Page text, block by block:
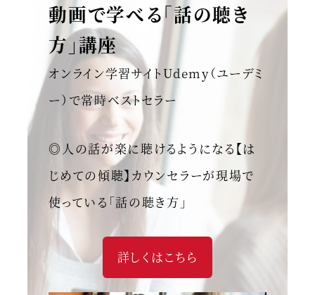
動画で学べる「話の聴き
方」講座
オンライン学習サイトUdemy（ユーデミ
ー）で常時ベストセラー
◎人の話が楽に聴けるようになる【は
じめての傾聴】カウンセラーが現場で
使っている「話の聴き方」
詳しくはこちら